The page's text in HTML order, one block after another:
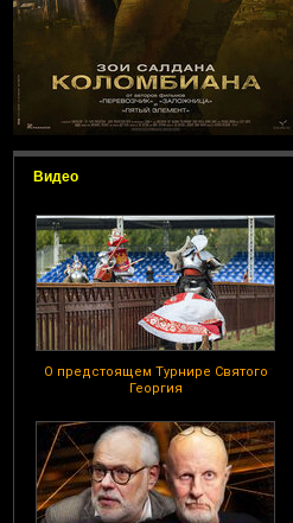
Видео
О предстоящем Турнире Святого
Георгия